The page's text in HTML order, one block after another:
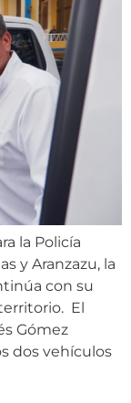
la Policía
y Aranzazu, la
con su
El
Gómez
dos vehículos